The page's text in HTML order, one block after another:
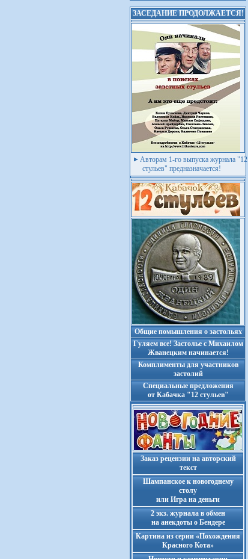
ЗАСЕДАНИЕ ПРОДОЛЖАЕТСЯ!
Авторам 1-го выпуска журнала "12
стульев" предназначается!
Общие помышления о застольях
Гуляем все! Застолье с Михаилом
Жванецким начинается!
Комплименты для участников
застолий
Cпециальные предложения
от Кабачка "12 стульев"
Заказ рецензии на авторский
текст
Шампанское к новогоднему
столу
или Игра на деньги
2 экз. журнала в обмен
на анекдоты о Бендере
Картина из серии «Похождения
Красного Кота»